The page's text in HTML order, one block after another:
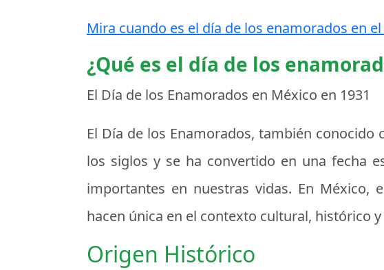
Mira cuando es el día de los enamorados en el
¿Qué es el día de los
El Día de los Enamorados en México en 1931
El Día de los Enamorados, también
los siglos y se ha convertido en una fecha
importantes en nuestras vidas. En México,
hacen única en el contexto cultural, histórico
Origen Histórico